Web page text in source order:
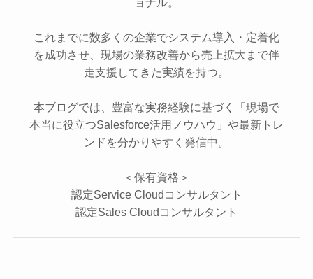
これまでに数多くの企業でシステム導入・定着化
を成功させ、現場の業務改善から売上拡大まで伴
走支援してきた実績を持つ。
本ブログでは、豊富な実務経験に基づく「現場で
本当に役立つSalesforce活用ノウハウ」や最新トレ
ンドを分かりやすく発信中。
＜保有資格＞
認定Service Cloudコンサルタント
認定Sales Cloudコンサルタント